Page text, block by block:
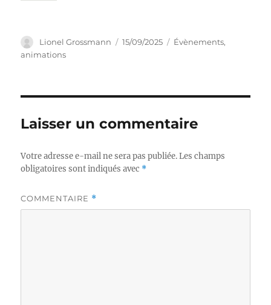
Auteur
Lionel Grossmann
Publié
15/09/2025 Catégories
Évènements,
animations
Laisser un commentaire
Votre adresse e-mail ne sera pas publiée. Les champs
obligatoires sont indiqués avec *
COMMENTAIRE *